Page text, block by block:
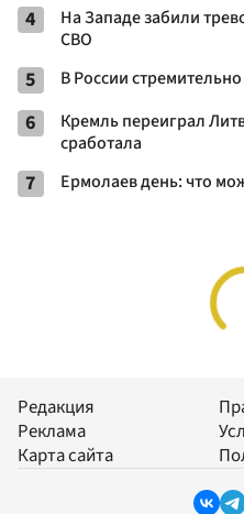
4
На Западе забили
СВО
5 В России
6
Кремль переиграл
сработала
7 Ермолаев день: что
Редакция
Реклама
Карта сайта